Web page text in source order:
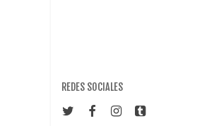
REDES SOCIALES